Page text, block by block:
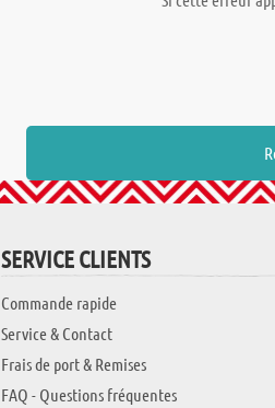
SERVICE CLIENTS
Commande rapide
Service & Contact
Frais de port & Remises
FAQ - Questions fréquentes